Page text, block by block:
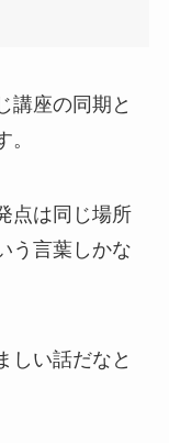
講座の同期と
点は同じ場所
う言葉しかな
しい話だなと